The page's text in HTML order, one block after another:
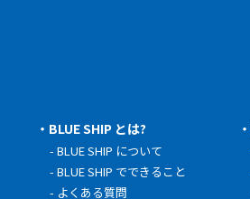
BLUE SHIP とは?
BLUE SHIP について
BLUE SHIP でできること
よくある質問